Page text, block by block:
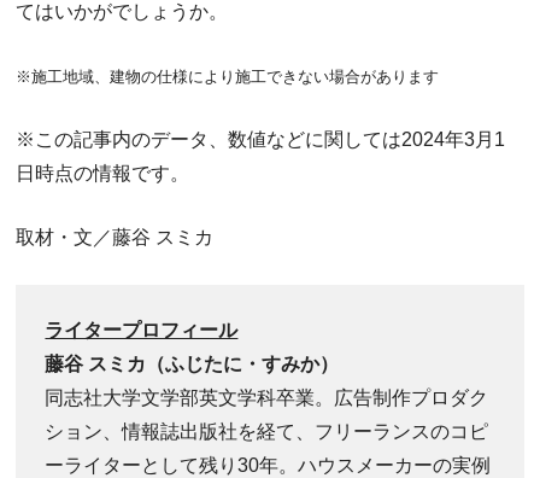
てはいかがでしょうか。
※施工地域、建物の仕様により施工できない場合があります
※この記事内のデータ、数値などに関しては2024年3月1
日時点の情報です。
取材・文／藤谷 スミカ
ライタープロフィール
藤谷 スミカ
（ふじたに・すみか）
同志社大学文学部英文学科卒業。広告制作プロダク
ション、情報誌出版社を経て、フリーランスのコピ
ーライターとして残り30年。ハウスメーカーの実例